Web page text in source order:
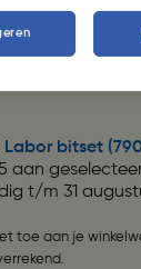
Labor bitset
aan
t/m 31
toe aan je